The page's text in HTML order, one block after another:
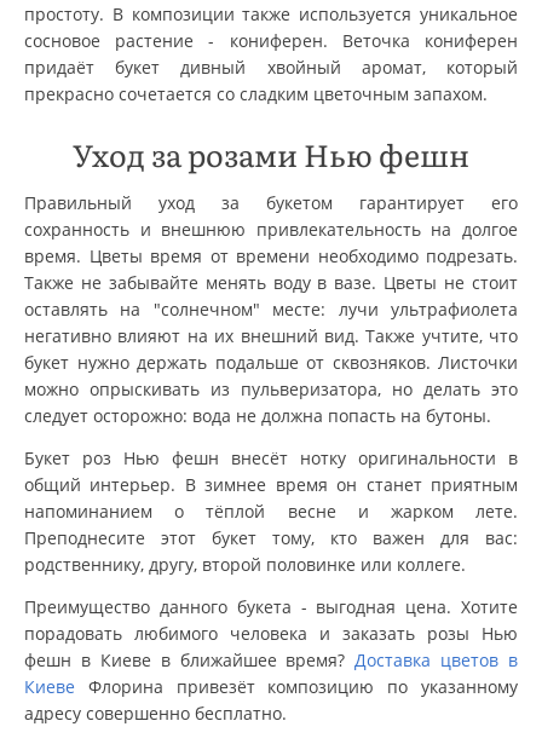
простоту. В композиции также используется уникальное
сосновое растение - кониферен. Веточка кониферен
придаёт букет дивный хвойный аромат, который
прекрасно сочетается со сладким цветочным запахом.
Уход за розами Нью фешн
Правильный уход за букетом гарантирует его
сохранность и внешнюю привлекательность на долгое
время. Цветы время от времени необходимо подрезать.
Также не забывайте менять воду в вазе. Цветы не стоит
оставлять на "солнечном" месте: лучи ультрафиолета
негативно влияют на их внешний вид. Также учтите, что
букет нужно держать подальше от сквозняков. Листочки
можно опрыскивать из пульверизатора, но делать это
следует осторожно: вода не должна попасть на бутоны.
Букет роз Нью фешн внесёт нотку оригинальности в
общий интерьер. В зимнее время он станет приятным
напоминанием о тёплой весне и жарком лете.
Преподнесите этот букет тому, кто важен для вас:
родственнику, другу, второй половинке или коллеге.
Преимущество данного букета - выгодная цена. Хотите
порадовать любимого человека и заказать розы Нью
фешн в Киеве в ближайшее время?Доставка цветов в
Киеве Флорина привезёт композицию по указанному
адресу совершенно бесплатно.